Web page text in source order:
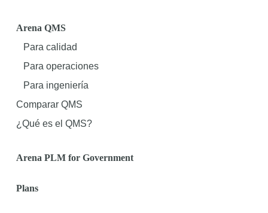
Arena QMS
Para calidad
Para operaciones
Para ingeniería
Comparar QMS
¿Qué es el QMS?
Arena PLM for Government
Plans